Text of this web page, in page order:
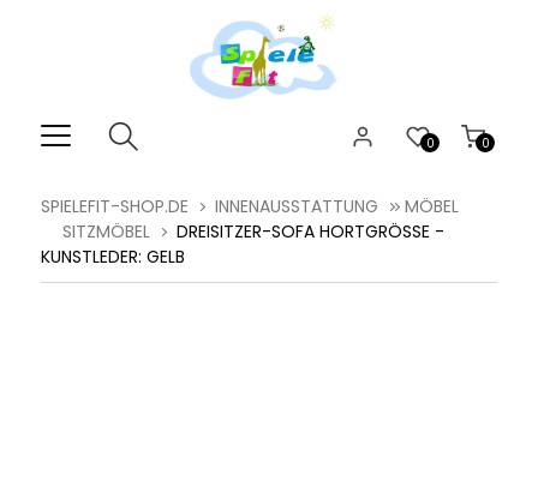
0
0
SPIELEFIT-SHOP.DE INNENAUSSTATTUNG
MÖBEL
SITZMÖBEL
DREISITZER-SOFA HORTGRÖSSE - K
UNSTLEDER: GELB